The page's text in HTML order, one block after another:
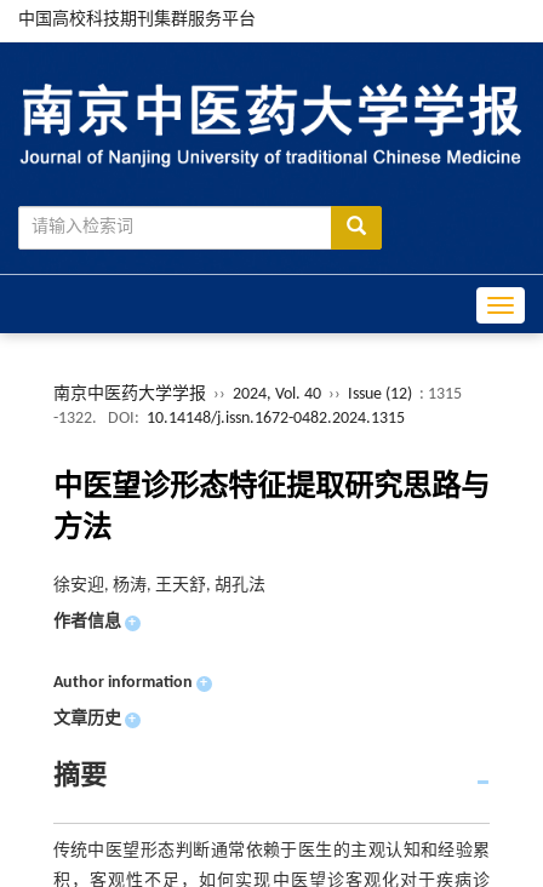
中国高校科技期刊集群服务平台
南京中医药大学学报 ›› 2024, Vol. 40 ›› Issue (12) : 1315
-1322.
DOI: 10.14148/j.issn.1672-0482.2024.1315
中医望诊形态特征提取研究思路与
方法
徐安迎, 杨涛, 王天舒, 胡孔法
作者信息 +
Author information +
文章历史 +
摘要
传统中医望形态判断通常依赖于医生的主观认知和经验累
积，客观性不足，如何实现中医望诊客观化对于疾病诊